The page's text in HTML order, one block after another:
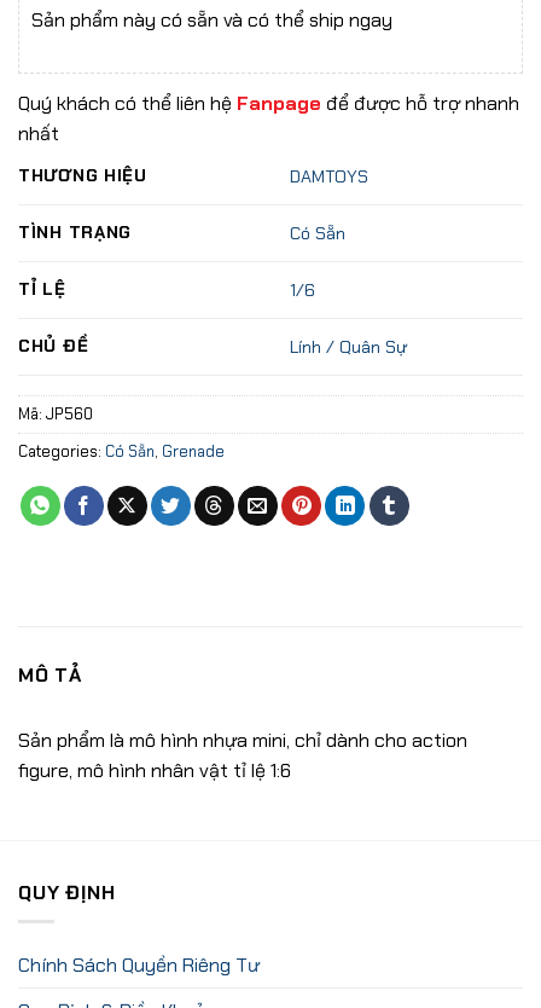
Sản phẩm này có sẵn và có thể ship ngay
Quý khách có thể liên hệ Fanpage để được hỗ trợ nhanh
nhất
THƯƠNG HIỆU DAMTOYS
TÌNH TRẠNG Có Sẵn
TỈ LỆ 1/6
CHỦ ĐỀ Lính / Quân Sự
Mã: JP560
Categories: Có Sẵn, Grenade
MÔ TẢ
Sản phẩm là mô hình nhựa mini, chỉ dành cho action
figure, mô hình nhân vật tỉ lệ 1:6
QUY ĐỊNH
Chính Sách Quyền Riêng Tư